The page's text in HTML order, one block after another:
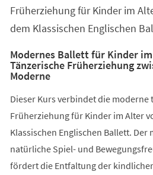
Früherziehung für Kinder im
dem Klassischen Englischen
Modernes Ballett für Kinder
Tänzerische Früherziehung
Moderne
Dieser Kurs verbindet die moderne
Früherziehung für Kinder im Alter
Klassischen Englischen Ballett.
natürliche Spiel- und
fördert die Entfaltung der